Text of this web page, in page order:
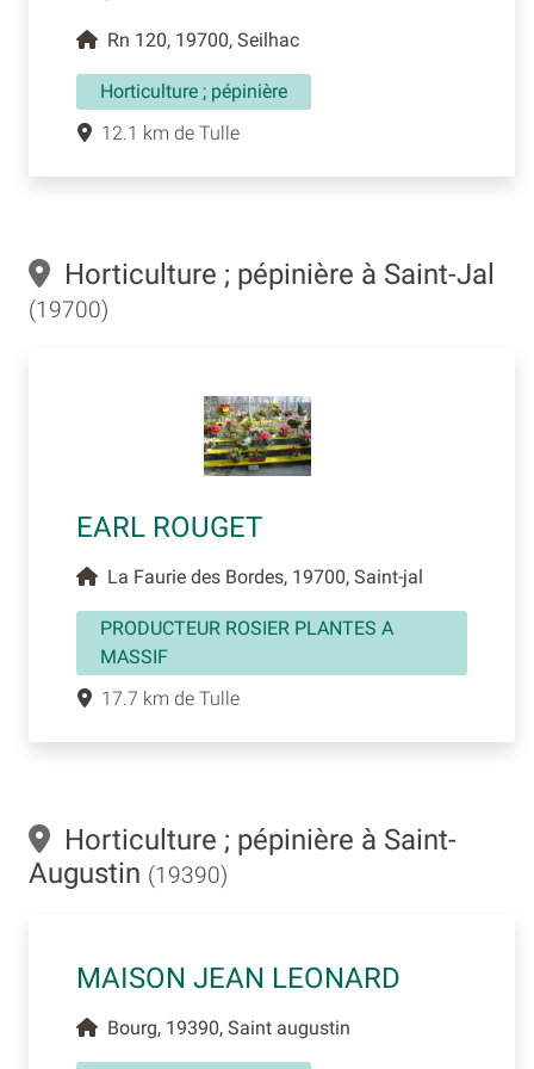
Rn 120, 19700, Seilhac
Horticulture ; pépinière
12.1 km de Tulle
Horticulture ; pépinière à Saint-Jal
(19700)
EARL ROUGET
La Faurie des Bordes, 19700, Saint-jal
PRODUCTEUR ROSIER PLANTES A
MASSIF
17.7 km de Tulle
Horticulture ; pépinière à Saint-
Augustin (19390)
MAISON JEAN LEONARD
Bourg, 19390, Saint augustin